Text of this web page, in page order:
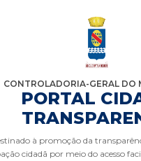
CONTROLADORIA-GERAL DO
PORTAL
à promoção da
cidadã por meio do acesso